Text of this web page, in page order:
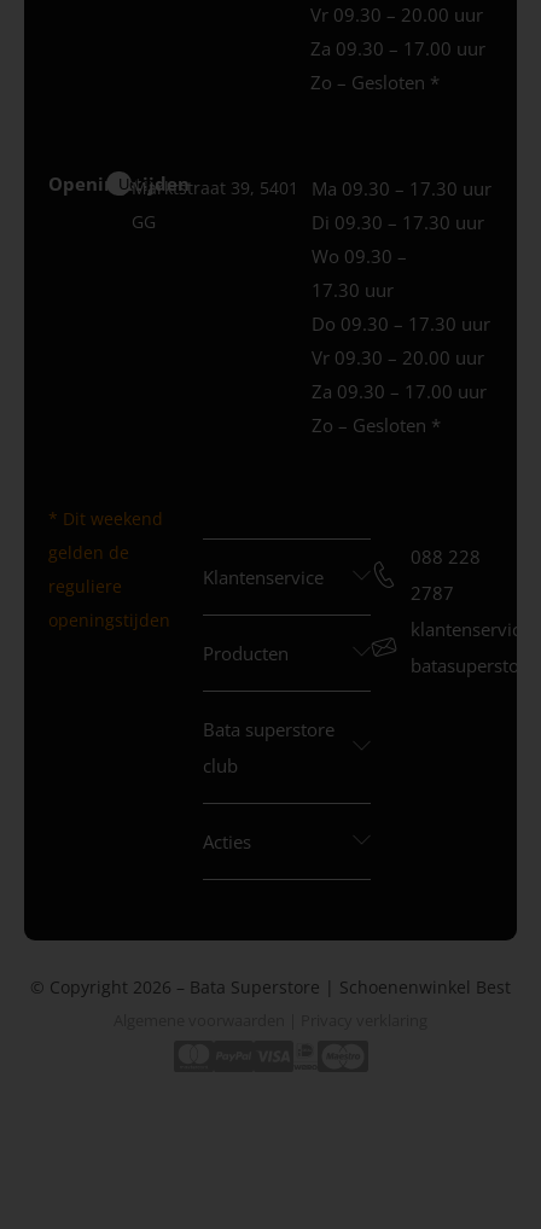
Vr 09.30 – 20.00 uur
Za 09.30 – 17.00 uur
Zo – Gesloten *
Openingstijden
Uden
Marktstraat 39, 5401
GG
Ma 09.30 – 17.30 uur
Di 09.30 – 17.30 uur
Wo 09.30 –
17.30 uur
Do 09.30 – 17.30 uur
Vr 09.30 – 20.00 uur
Za 09.30 – 17.00 uur
Zo – Gesloten *
* Dit weekend
gelden de
reguliere
openingstijden
Klantenservice
Producten
Bata superstore
club
Acties
088 228
2787
© Copyright 2026 – Bata Superstore | Schoenenwinkel Best